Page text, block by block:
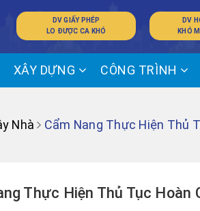
DV GIẤY PHÉP
LO ĐƯỢC CA KHÓ
DV
KHÓ
XÂY DỰNG CÔNG TRÌNH
Nhà Cẩm Nang Thực Hiện Thủ
Thực Hiện Thủ Tục Hoàn